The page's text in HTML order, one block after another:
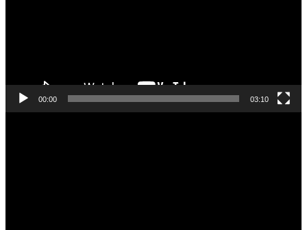
00:00 03:10